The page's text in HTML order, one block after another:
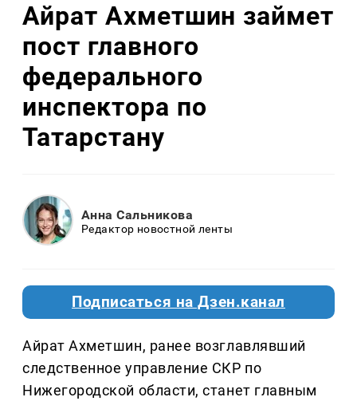
Айрат Ахметшин займет
пост главного
федерального
инспектора по
Татарстану
Анна Сальникова
Редактор новостной ленты
Подписаться на Дзен.канал
Айрат Ахметшин, ранее возглавлявший
следственное управление СКР по
Нижегородской области, станет главным